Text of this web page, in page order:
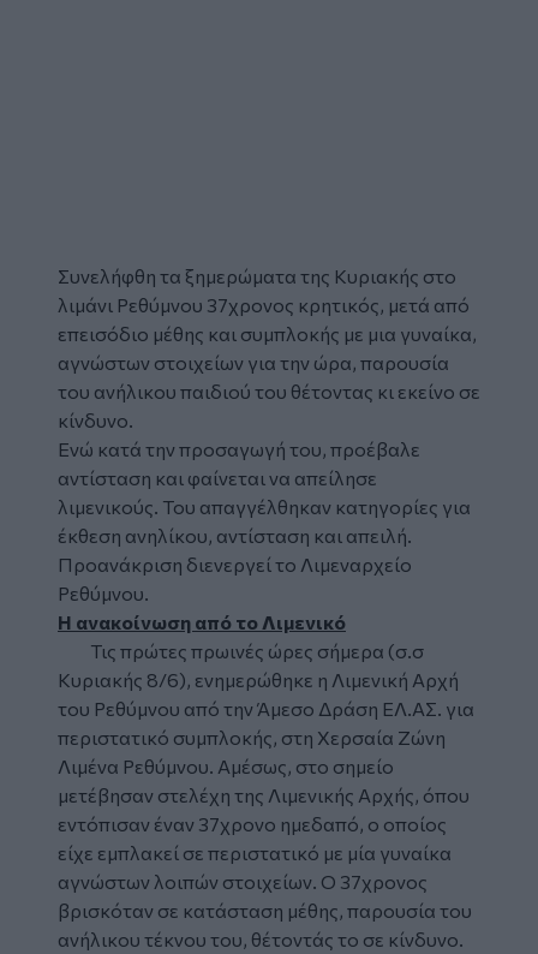
Συνελήφθη τα ξημερώματα της Κυριακής στο
λιμάνι Ρεθύμνου 37χρονος κρητικός, μετά από
επεισόδιο μέθης και συμπλοκής με μια γυναίκα,
αγνώστων στοιχείων για την ώρα, παρουσία
του ανήλικου παιδιού του θέτοντας κι εκείνο σε
κίνδυνο.
Ενώ κατά την προσαγωγή του, προέβαλε
αντίσταση και φαίνεται να απείλησε
λιμενικούς. Του απαγγέλθηκαν κατηγορίες για
έκθεση ανηλίκου, αντίσταση και απειλή.
Προανάκριση διενεργεί το Λιμεναρχείο
Ρεθύμνου.
Η ανακοίνωση από το Λιμενικό
Τις πρώτες πρωινές ώρες σήμερα (σ.σ
Κυριακής 8/6), ενημερώθηκε η Λιμενική Αρχή
του Ρεθύμνου από την Άμεσο Δράση ΕΛ.ΑΣ. για
περιστατικό συμπλοκής, στη Χερσαία Ζώνη
Λιμένα Ρεθύμνου. Αμέσως, στο σημείο
μετέβησαν στελέχη της Λιμενικής Αρχής, όπου
εντόπισαν έναν 37χρονο ημεδαπό, ο οποίος
είχε εμπλακεί σε περιστατικό με μία γυναίκα
αγνώστων λοιπών στοιχείων. Ο 37χρονος
βρισκόταν σε κατάσταση μέθης, παρουσία του
ανήλικου τέκνου του, θέτοντάς το σε κίνδυνο.